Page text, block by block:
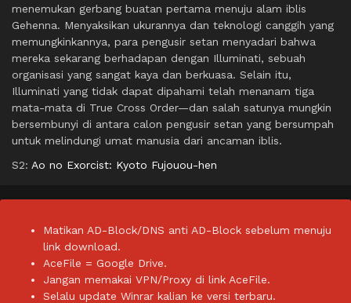
menemukan gerbang buatan pertama menuju alam iblis
Gehenna. Menyaksikan ukurannya dan teknologi canggih yang
memungkinkannya, para pengusir setan menyadari bahwa
mereka sekarang berhadapan dengan Illuminati, sebuah
organisasi yang sangat kaya dan berkuasa. Selain itu,
Illuminati yang tidak dapat dipahami telah menanam tiga
mata-mata di True Cross Order—dan salah satunya mungkin
bersembunyi di antara calon pengusir setan yang bersumpah
untuk melindungi umat manusia dari ancaman iblis.
S2: Ao no Exorcist: Kyoto Fujouou-hen
Matikan AD-Block/DNS anti AD-Block sebelum menuju
link download.
AceFile = Google Drive.
Jangan memakai VPN/Proxy di link AceFile.
Selalu update Winrar kalian ke versi terbaru.